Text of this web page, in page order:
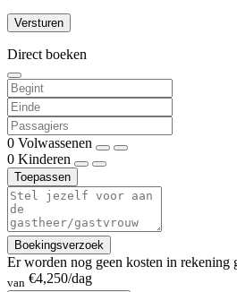
Direct boeken
0 Volwassenen
0 Kinderen
Toepassen
Boekingsverzoek
Er worden nog geen kosten in rekening
van €4,250/dag